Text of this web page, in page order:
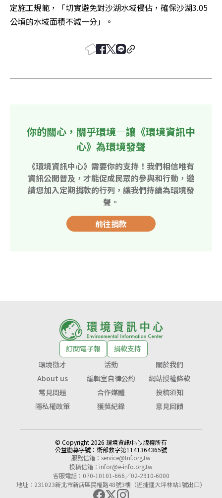
定施工規範，「切實避免對沙湖水域侵佔，確保沙湖3.05
公頃的水域面積不減一分」。
你的關心，關乎環境—讓《環境資訊中
心》為環境發聲
《環境資訊中心》需要你的支持！我們相信唯有
資訊公開普及，才能促成民眾的參與和行動，邀
請您加入定期捐款的行列，讓我們持續為環境發
聲。
前往捐款
訂閱電子報
捐款支持
環境徵才
活動
關於我們
About us
編輯室自律公約
網站授權條款
常見問題
合作媒體
投稿須知
隱私權政策
獲獎紀錄 意見回饋
© Copyright 2026 環境資訊中心 版權所有
公益勸募字號： 衛部救字第1141364365號
服務信箱： service@tnf.org.tw
投稿信箱： infor@e-info.org.tw
客服電話：070-10101-666／02-2910-6000
地址：231023新北市新店區民權路48號3樓（近捷運大坪林站1號出口）